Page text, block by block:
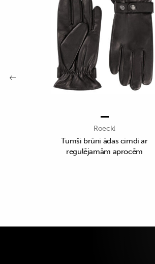
Roeckl
Tumši brūni ādas cimdi ar
regulējamām aprocēm